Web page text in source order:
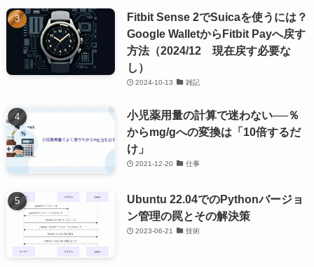
Fitbit Sense 2でSuicaを使うには？
Google WalletからFitbit Payへ戻す
方法（2024/12 現在戻す必要な
し）
2024-10-13 雑記
小児薬用量の計算で迷わない──％
からmg/gへの変換は「10倍するだ
け」
2021-12-20 仕事
Ubuntu 22.04でのPythonバージョ
ン管理の罠とその解決策
2023-06-21 技術